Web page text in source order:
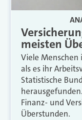
meisten
Viele
als es ihr
Statistische
Finanz- und
Überstunden.